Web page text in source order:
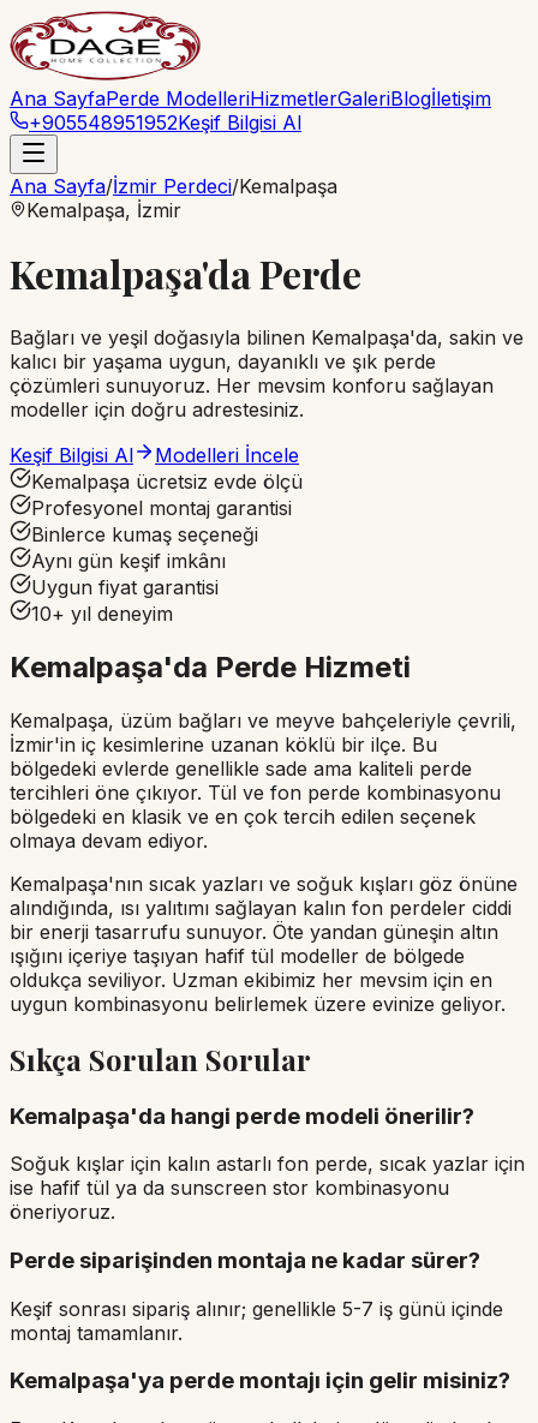
Ana SayfaPerde ModelleriHizmetlerGaleriBlogİletişim
+905548951952Keşif Bilgisi Al
Ana Sayfa/İzmir Perdeci/Kemalpaşa
Kemalpaşa, İzmir
Kemalpaşa'da Perde
Bağları ve yeşil doğasıyla bilinen Kemalpaşa'da, sakin ve
kalıcı bir yaşama uygun, dayanıklı ve şık perde
çözümleri sunuyoruz. Her mevsim konforu sağlayan
modeller için doğru adrestesiniz.
Keşif Bilgisi Al
Modelleri İncele
Kemalpaşa ücretsiz evde ölçü
Profesyonel montaj garantisi
Binlerce kumaş seçeneği
Aynı gün keşif imkânı
Uygun fiyat garantisi
10+ yıl deneyim
Kemalpaşa'da Perde Hizmeti
Kemalpaşa, üzüm bağları ve meyve bahçeleriyle çevrili,
İzmir'in iç kesimlerine uzanan köklü bir ilçe. Bu
bölgedeki evlerde genellikle sade ama kaliteli perde
tercihleri öne çıkıyor. Tül ve fon perde kombinasyonu
bölgedeki en klasik ve en çok tercih edilen seçenek
olmaya devam ediyor.
Kemalpaşa'nın sıcak yazları ve soğuk kışları göz önüne
alındığında, ısı yalıtımı sağlayan kalın fon perdeler ciddi
bir enerji tasarrufu sunuyor. Öte yandan güneşin altın
ışığını içeriye taşıyan hafif tül modeller de bölgede
oldukça seviliyor. Uzman ekibimiz her mevsim için en
uygun kombinasyonu belirlemek üzere evinize geliyor.
Sıkça Sorulan Sorular
Kemalpaşa'da hangi perde modeli önerilir?
Soğuk kışlar için kalın astarlı fon perde, sıcak yazlar için
ise hafif tül ya da sunscreen stor kombinasyonu
öneriyoruz.
Perde siparişinden montaja ne kadar sürer?
Keşif sonrası sipariş alınır; genellikle 5-7 iş günü içinde
montaj tamamlanır.
Kemalpaşa'ya perde montajı için gelir misiniz?